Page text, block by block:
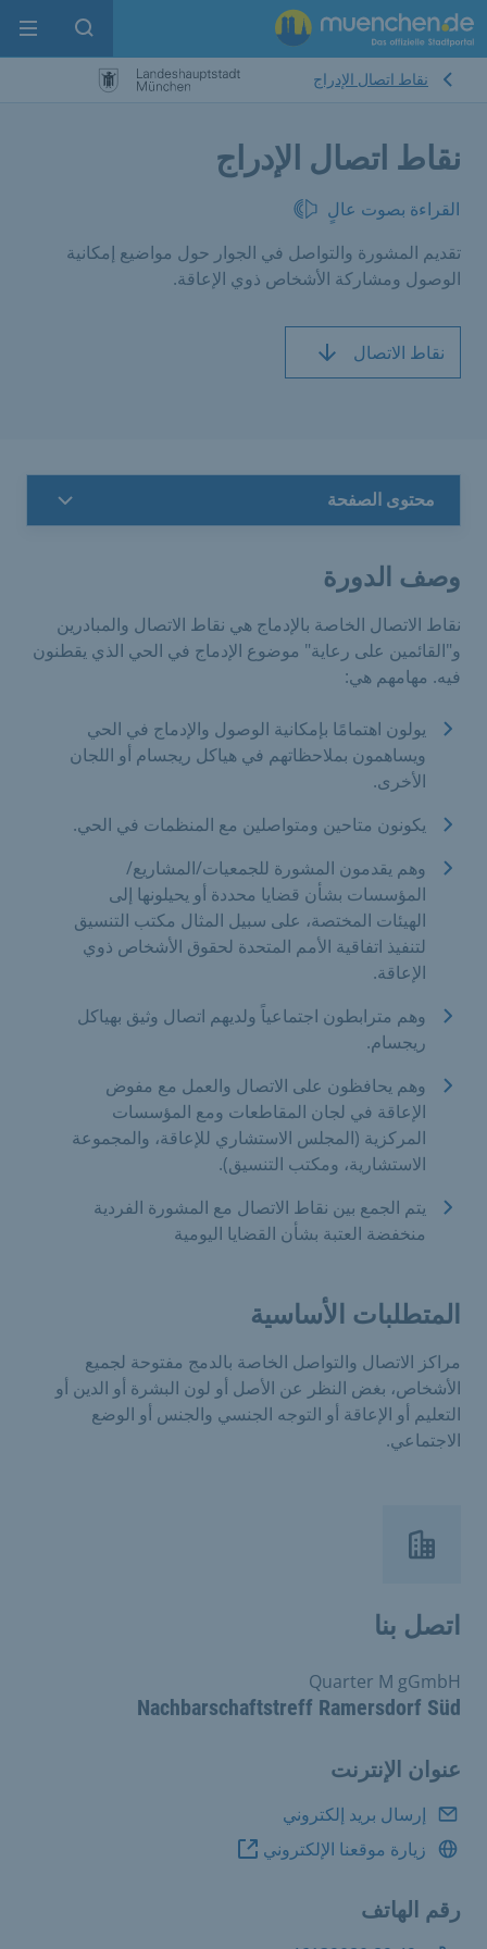
search
نقاط اتصال الإدراج
نقاط اتصال الإدراج
القراءة بصوت عالٍ
تقديم المشورة والتواصل في الجوار حول مواضيع إمكانية
الوصول ومشاركة الأشخاص ذوي الإعاقة.
نقاط الاتصال
محتوى الصفحة
وصف الدورة
نقاط الاتصال الخاصة بالإدماج هي نقاط الاتصال والمبادرين
و"القائمين على رعاية" موضوع الإدماج في الحي الذي يقطنون
فيه. مهامهم هي:
يولون اهتمامًا بإمكانية الوصول والإدماج في الحي
ويساهمون بملاحظاتهم في هياكل ريجسام أو اللجان
الأخرى.
يكونون متاحين ومتواصلين مع المنظمات في الحي.
وهم يقدمون المشورة للجمعيات/المشاريع/
المؤسسات بشأن قضايا محددة أو يحيلونها إلى
الهيئات المختصة، على سبيل المثال مكتب التنسيق
لتنفيذ اتفاقية الأمم المتحدة لحقوق الأشخاص ذوي
الإعاقة.
وهم مترابطون اجتماعياً ولديهم اتصال وثيق بهياكل
ريجسام.
وهم يحافظون على الاتصال والعمل مع مفوض
الإعاقة في لجان المقاطعات ومع المؤسسات
المركزية (المجلس الاستشاري للإعاقة، والمجموعة
الاستشارية، ومكتب التنسيق).
يتم الجمع بين نقاط الاتصال مع المشورة الفردية
منخفضة العتبة بشأن القضايا اليومية
المتطلبات الأساسية
مراكز الاتصال والتواصل الخاصة بالدمج مفتوحة لجميع
الأشخاص، بغض النظر عن الأصل أو لون البشرة أو الدين أو
التعليم أو الإعاقة أو التوجه الجنسي والجنس أو الوضع
الاجتماعي.
اتصل بنا
Nachbarschaftstreff Ramersdorf Süd
Quarter M gGmbH
عنوان الإنترنت
إرسال بريد إلكتروني
زيارة موقعنا الإلكتروني
رقم الهاتف